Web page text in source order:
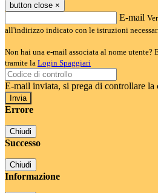
button close ×
E-mail
all'indirizzo indicato con le istruzioni
Non hai una e-mail associata al nome utente?
tramite la Login Spaggiari
E-mail inviata, si prega di controllare la
Errore
Chiudi
Successo
Chiudi
Informazione